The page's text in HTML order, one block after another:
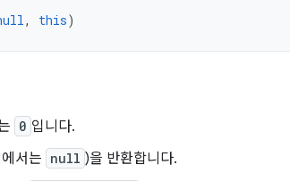
, this)
0 입니다.
서는 null )을 반환합니다.